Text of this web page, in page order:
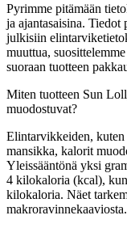
Pyrimme pitämään
ja ajantasaisina.
julkisiin
muuttua,
suoraan tuotteen
Miten tuotteen Sun
muodostuvat?
Elintarvikkeiden,
mansikka, kalorit
Yleissääntönä yksi
4 kilokaloria (kcal),
kilokaloria. Näet
makroravinnekaaviosta.